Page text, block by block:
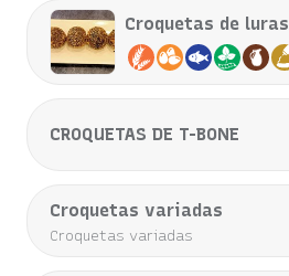
Croquetas de luras
CROQUETAS DE T-BONE
Croquetas variadas
Croquetas variadas